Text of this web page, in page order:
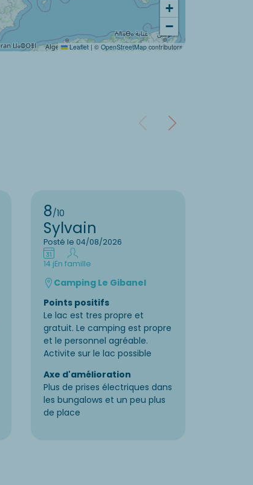
+
−
Leaflet | © OpenStreetMapcontributors
8/10
Sylvain
Posté le 04/08/2026
14 jEn famille
Camping Le Gibanel
Points positifs
Le lac est tres propre et
gratuit. Le camping est propre
et le personnel agréable.
Activite sur le lac possible
Axe d'amélioration
Plus de prises électriques dans
les bungalows et un peu plus
de place